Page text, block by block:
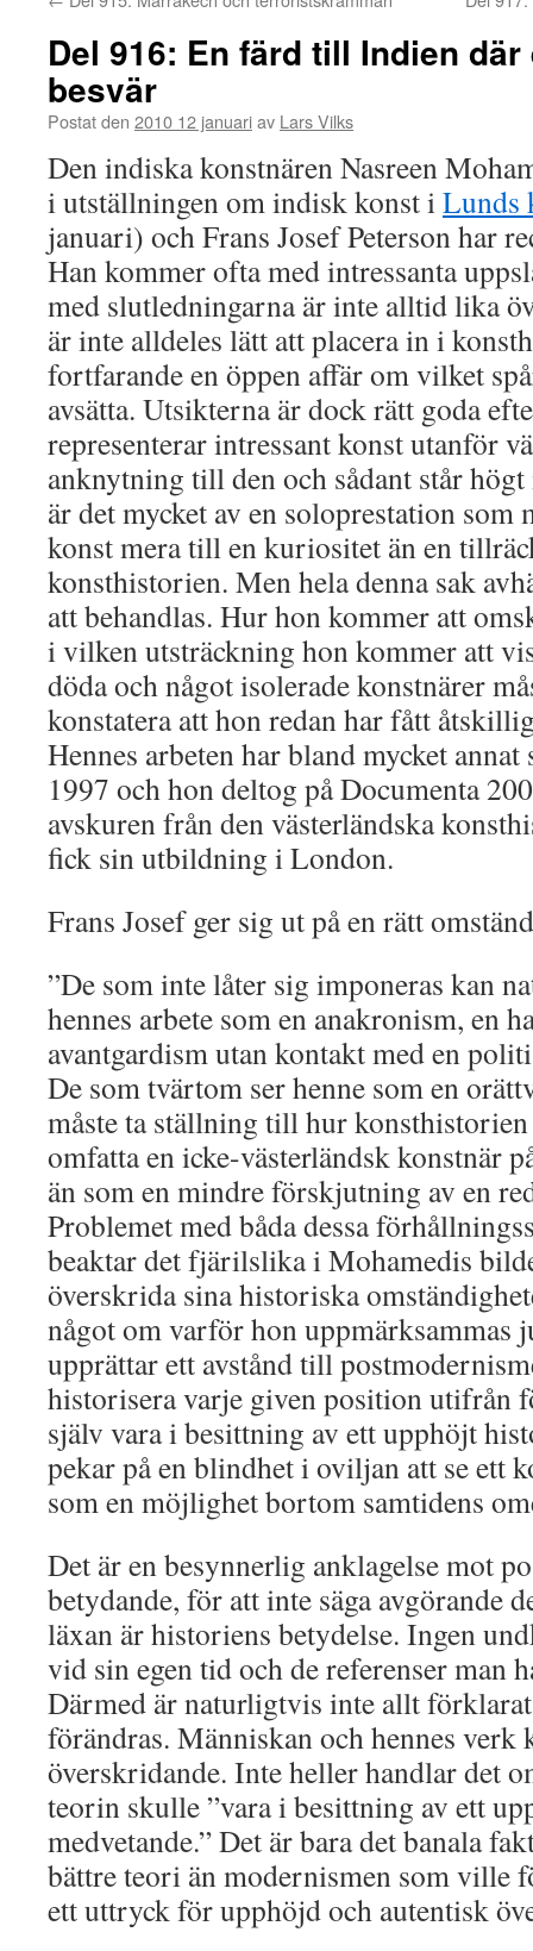
Del 916: En färd till Indien
besvär
Postat den 2010 12 januariav Lars Vilks
Den indiska konstnären Nasreen
i utställningen om indisk konst iLunds
januari) och Frans Josef Peterson har
Han kommer ofta med intressanta
med slutledningarna är inte alltid lika
är inte alldeles lätt att placera in i
fortfarande en öppen affär om vilket
avsätta. Utsikterna är dock rätt goda
representerar intressant konst utanför
anknytning till den och sådant står
är det mycket av en soloprestation som
konst mera till en kuriositet än en
konsthistorien. Men hela denna sak
att behandlas. Hur hon kommer att
i vilken utsträckning hon kommer att
döda och något isolerade konstnärer
konstatera att hon redan har fått
Hennes arbeten har bland mycket
1997 och hon deltog på Documenta
avskuren från den västerländska
fick sin utbildning i London.
Frans Josef ger sig ut på en rätt
”De som inte låter sig imponeras kan
hennes arbete som en anakronism, en
avantgardism utan kontakt med en
De som tvärtom ser henne som en
måste ta ställning till hur
omfatta en icke-västerländsk konstnär
än som en mindre förskjutning av en
Problemet med båda dessa
beaktar det fjärilslika i Mohamedis
överskrida sina historiska
något om varför hon uppmärksammas
upprättar ett avstånd till
historisera varje given position utifrån
själv vara i besittning av ett upphöjt
pekar på en blindhet i oviljan att se ett
som en möjlighet bortom samtidens
Det är en besynnerlig anklagelse mot
betydande, för att inte säga avgörande
läxan är historiens betydelse. Ingen
vid sin egen tid och de referenser man
Därmed är naturligtvis inte allt förklarat
förändras. Människan och hennes verk
överskridande. Inte heller handlar det
teorin skulle ”vara i besittning av ett
medvetande.” Det är bara det banala
bättre teori än modernismen som ville
ett uttryck för upphöjd och autentisk